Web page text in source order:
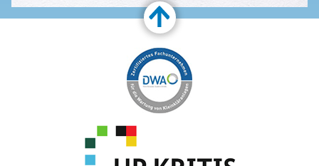
Customize Toolbar…